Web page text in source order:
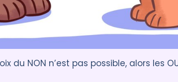
du NON n’est pas possible, alors les